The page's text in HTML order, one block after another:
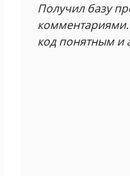
Получил базу
код понятным и